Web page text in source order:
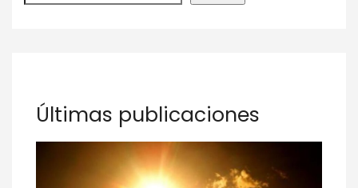
Últimas publicaciones